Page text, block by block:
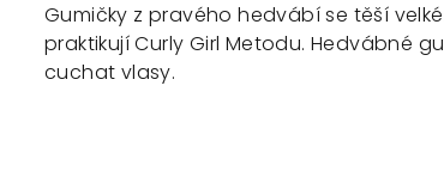
Gumičky z pravého hedvábí se těší
praktikují Curly Girl Metodu. Hedvábné
cuchat vlasy.